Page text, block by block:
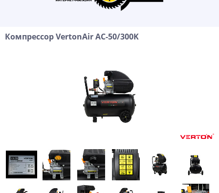
Компрессор VertonAir AC-50/300K